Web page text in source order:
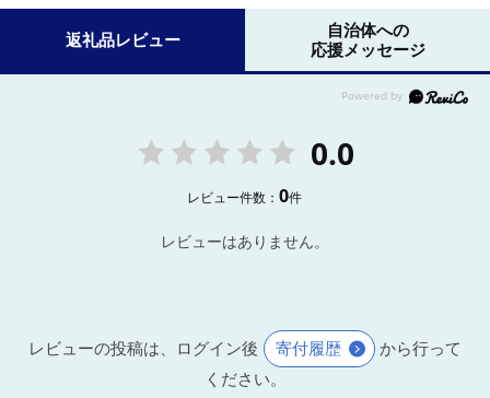
返礼品レビュー
自治体への
応援メッセージ
0.0
レビュー件数：0件
レビューはありません。
レビューの投稿は、ログイン後 寄付履歴
から行って
ください。